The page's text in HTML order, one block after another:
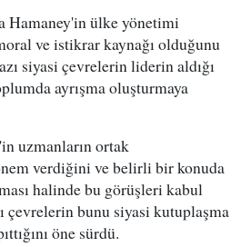
Hamaney'in ülke yönetimi
ve istikrar kaynağı olduğunu
siyasi çevrelerin liderin aldığı
ayrışma oluşturmaya
uzmanların ortak
verdiğini ve belirli bir konuda
halinde bu görüşleri kabul
çevrelerin bunu siyasi kutuplaşma
öne sürdü.